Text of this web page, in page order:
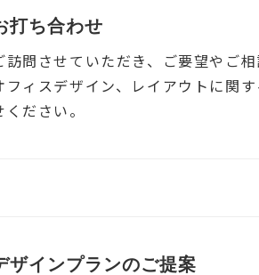
打ち合わせ
訪問させていただき、ご要望やご相
フィスデザイン、レイアウトに関
ください。
ザインプランのご提案